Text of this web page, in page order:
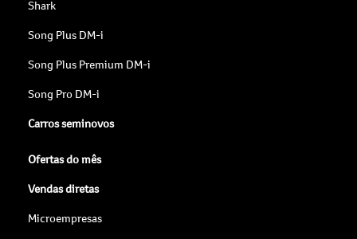
Shark
Song Plus DM-i
Song Plus Premium DM-i
Song Pro DM-i
Carros seminovos
Ofertas do mês
Vendas diretas
Microempresas